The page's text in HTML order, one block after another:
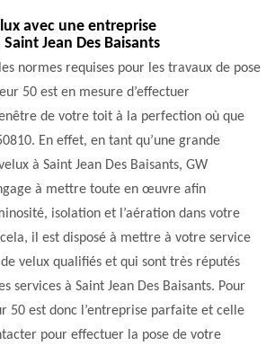
avec une entreprise
Jean Des Baisants
normes requises pour les travaux de pose
50 est en mesure d’effectuer
de votre toit à la perfection où que
En effet, en tant qu’une grande
à Saint Jean Des Baisants, GW
à mettre toute en œuvre afin
isolation et l’aération dans votre
il est disposé à mettre à votre service
velux qualifiés et qui sont très réputés
services à Saint Jean Des Baisants. Pour
50 est donc l’entreprise parfaite et celle
pour effectuer la pose de votre